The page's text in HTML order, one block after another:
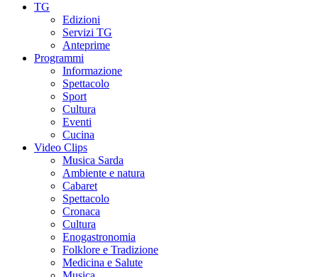
TG
Edizioni
Servizi TG
Anteprime
Programmi
Informazione
Spettacolo
Sport
Cultura
Eventi
Cucina
Video Clips
Musica Sarda
Ambiente e natura
Cabaret
Spettacolo
Cronaca
Cultura
Enogastronomia
Folklore e Tradizione
Medicina e Salute